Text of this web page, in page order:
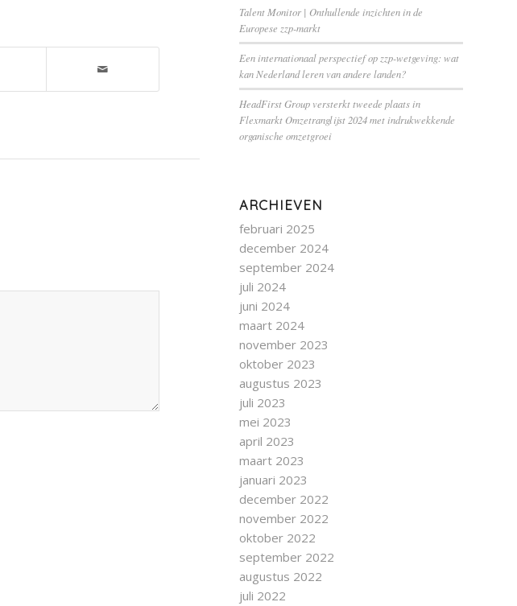
Talent Monitor | Onthullende inzichten in de
Europese zzp-markt
Een internationaal perspectief op zzp-wetgeving: wat
kan Nederland leren van andere landen?
HeadFirst Group versterkt tweede plaats in
Flexmarkt Omzetranglijst 2024 met indrukwekkende
organische omzetgroei
ARCHIEVEN
februari 2025
december 2024
september 2024
juli 2024
juni 2024
maart 2024
november 2023
oktober 2023
augustus 2023
juli 2023
mei 2023
april 2023
maart 2023
januari 2023
december 2022
november 2022
oktober 2022
september 2022
augustus 2022
juli 2022